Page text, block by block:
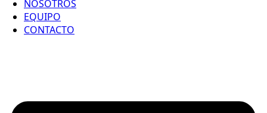
NOSOTROS
EQUIPO
CONTACTO